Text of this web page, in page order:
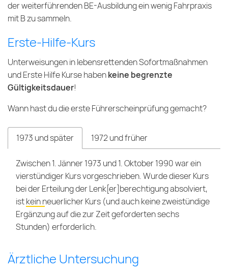
der weiterführenden BE-Ausbildung ein wenig Fahrpraxis
mit B zu sammeln.
Erste-Hilfe-Kurs
Unterweisungen in lebensrettenden Sofortmaßnahmen
und Erste Hilfe Kurse habenkeine begrenzte
Gültigkeitsdauer!
Wann hast du die erste Führerscheinprüfung gemacht?
1973 und später 1972 und früher
Zwischen 1. Jänner 1973 und 1. Oktober 1990 war ein
vierstündiger Kurs vorgeschrieben. Wurde dieser Kurs
bei der Erteilung der Lenk[er]berechtigung absolviert,
istkein neuerlicher Kurs (und auch keine zweistündige
Ergänzung auf die zur Zeit geforderten sechs
Stunden) erforderlich.
Ärztliche Untersuchung